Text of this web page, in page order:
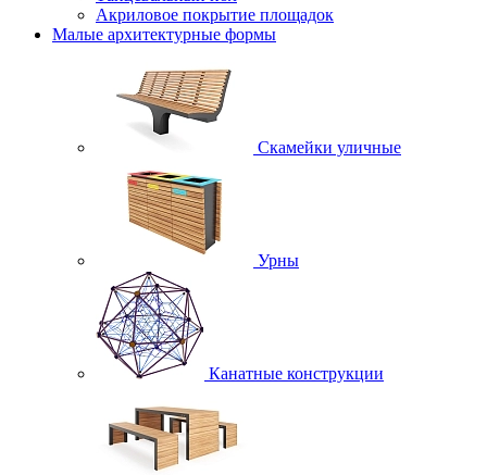
Акриловое покрытие площадок
Малые архитектурные формы
Скамейки уличные
Урны
Канатные конструкции